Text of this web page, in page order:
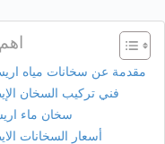
مقدمة عن سخانات مياه
فني تركيب السخان
أسعار السخانات